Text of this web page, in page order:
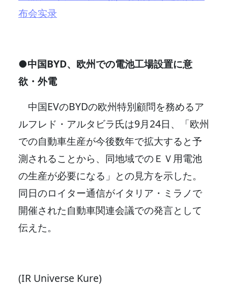
布会实录
●中国BYD、欧州での電池工場設置に意
欲・外電
中国EVのBYDの欧州特別顧問を務めるア
ルフレド・アルタビラ氏は9月24日、「欧州
での自動車生産が今後数年で拡大すると予
測されることから、同地域でのＥＶ用電池
の生産が必要になる」との見方を示した。
同日のロイター通信がイタリア・ミラノで
開催された自動車関連会議での発言として
伝えた。
(IR Universe Kure)